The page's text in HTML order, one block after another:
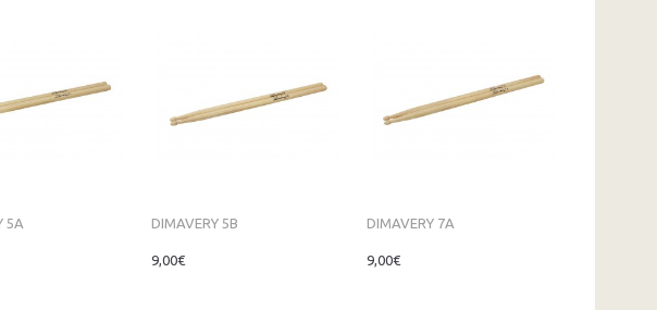
5A DIMAVERY 5B
9,00€
DIMAVERY 7A
9,00€